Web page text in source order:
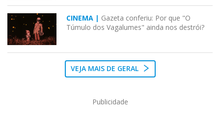
CINEMA | Gazeta conferiu: Por que "O
Túmulo dos Vagalumes" ainda nos destrói?
VEJA MAIS DE GERAL
Publicidade